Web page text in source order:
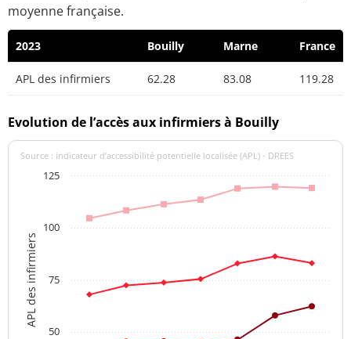
moyenne française.
2023 Bouilly Marne France
APL des infirmiers 62.28 83.08 119.28
Evolution de l’accès aux infirmiers à Bouilly
APL des infirmiers
Source : indicateur d’accessibilité potentielle localisée (APL) - DREES
50
75
100
125